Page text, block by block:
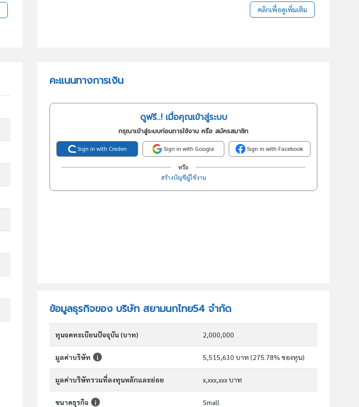
คลิกเพื่อดูเพิ่มเติม
คะแนนทางการเงิน
ดูฟรี..! เมื่อคุณเข้าสู่ระบบ
กรุณาเข้าสู่ระบบก่อนการใช้งาน หรือ สมัครสมาชิก
Sign in with Creden Sign in with Google Sign in with Facebook
หรือ
สร้างบัญชีผู้ใช้งาน
ข้อมูลธุรกิจของ บริษัท สยามนกไทย54 จำกัด
ทุนจดทะเบียนปัจจุบัน (บาท) 2,000,000
มูลค่าบริษัท 5,515,630 บาท (275.78% ของทุน)
มูลค่าบริษัทรวมที่ลงทุนหลักและย่อย x,xxx,xxx บาท
ขนาดธุรกิจ Small